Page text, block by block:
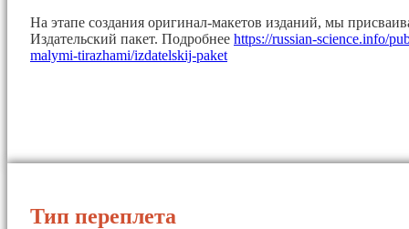
На этапе создания оригинал-макетов изданий, мы
Издательский пакет. Подробнее https://russian-science.info/
malymi-tirazhami/izdatelskij-paket
Тип переплета